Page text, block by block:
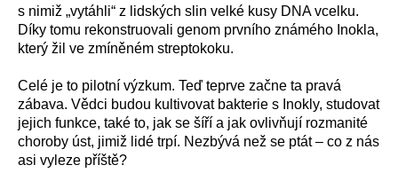
s nimiž „vytáhli“ z lidských slin velké kusy DNA vcelku.
Díky tomu rekonstruovali genom prvního známého Inokla,
který žil ve zmíněném streptokoku.
Celé je to pilotní výzkum. Teď teprve začne ta pravá
zábava. Vědci budou kultivovat bakterie s Inokly, studovat
jejich funkce, také to, jak se šíří a jak ovlivňují rozmanité
choroby úst, jimiž lidé trpí. Nezbývá než se ptát – co z nás
asi vyleze příště?